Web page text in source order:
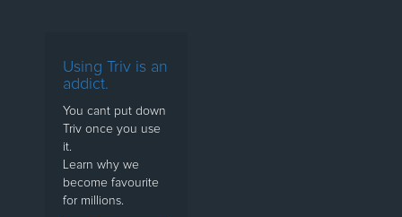
Using Triv is an
addict.
You cant put down
Triv once you use
it.
Learn why we
become favourite
for millions.